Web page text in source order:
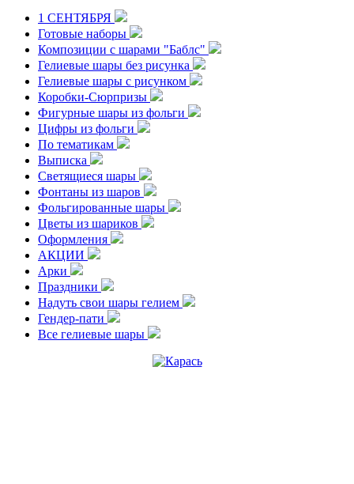
1 СЕНТЯБРЯ
Готовые наборы
Композиции с шарами "Баблс"
Гелиевые шары без рисунка
Гелиевые шары с рисунком
Коробки-Сюрпризы
Фигурные шары из фольги
Цифры из фольги
По тематикам
Выписка
Светящиеся шары
Фонтаны из шаров
Фольгированные шары
Цветы из шариков
Оформления
АКЦИИ
Арки
Праздники
Надуть свои шары гелием
Гендер-пати
Все гелиевые шары